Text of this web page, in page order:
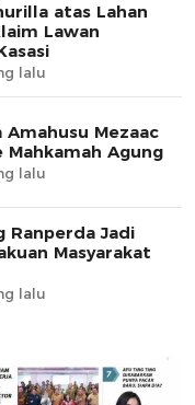
atas Lahan
Lawan
lalu
Amahusu Mezaac
Agung
lalu
Ranperda Jadi
Masyarakat
lalu